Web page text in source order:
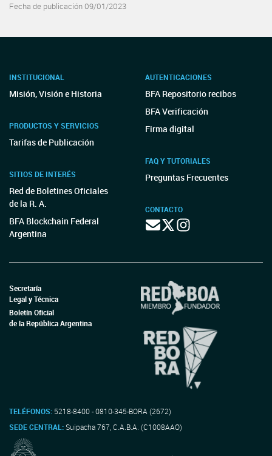
Fecha de publicación 09/01/2023
INSTITUCIONAL
Misión, Visión e Historia
PRODUCTOS Y SERVICIOS
Tarifas de Publicación
SITIOS DE INTERÉS
Red de Boletines Oficiales
de la R. A.
BFA Blockchain Federal
Argentina
AUTENTICACIONES
BFA Repositorio recibos
BFA Verificación
Firma digital
FAQ Y TUTORIALES
Preguntas Frecuentes
CONTACTO
Secretaría
Legal y Técnica
Boletín Oficial
de la República Argentina
TELÉFONOS: 5218-8400 - 0810-345-BORA (2672)
SEDE CENTRAL:Suipacha 767, C.A.B.A. (C1008AAO)